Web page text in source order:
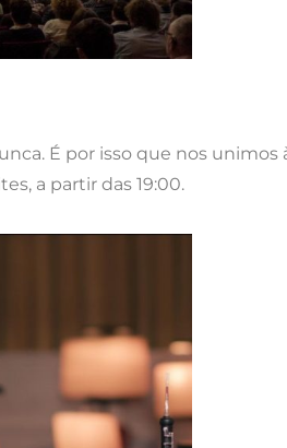
É por isso que nos
a partir das 19:00.